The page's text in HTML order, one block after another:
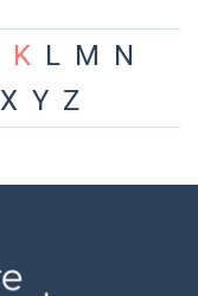
K L M N
X Y Z